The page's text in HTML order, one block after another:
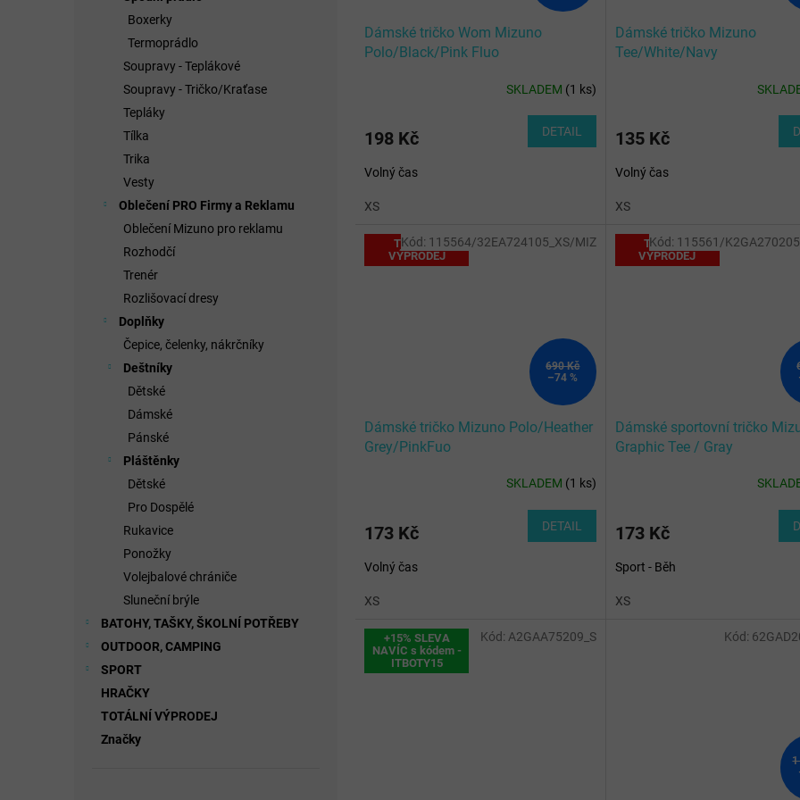
Boxerky
Termoprádlo
Soupravy - Teplákové
Soupravy - Tričko/Kraťase
Tepláky
Tílka
Trika
Vesty
Oblečení PRO Firmy a Reklamu
Oblečení Mizuno pro reklamu
Rozhodčí
Trenér
Rozlišovací dresy
Doplňky
Čepice, čelenky, nákrčníky
Deštníky
Dětské
Dámské
Pánské
Pláštěnky
Dětské
Pro Dospělé
Rukavice
Ponožky
Volejbalové chrániče
Sluneční brýle
BATOHY, TAŠKY, ŠKOLNÍ POTŘEBY
OUTDOOR, CAMPING
SPORT
HRAČKY
TOTÁLNÍ VÝPRODEJ
Značky
Dámské tričko Wom Mizuno
Polo/Black/Pink Fluo
SKLADEM (1 ks)
198 Kč DETAIL
Volný čas
XS
Dámské tričko Mizuno
Tee/White/Navy
135 Kč
Volný čas
XS
TOTÁLNÍ
VÝPRODEJ
690 Kč
–74 %
Dámské tričko Mizuno Polo/Heather
Grey/PinkFuo
SKLADEM (1 ks)
173 Kč DETAIL
Volný čas
XS
Kód: 115564/32EA724105_XS/MIZ
TOTÁLNÍ
VÝPRODEJ
Dámské sportovní tričko
Graphic Tee / Gray
173 Kč
Sport - Běh
XS
Kód: 115561/
+15% SLEVA
NAVÍC s kódem -
ITBOTY15
Kód: A2GAA75209_S Kód: